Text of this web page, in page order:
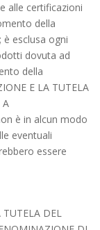
alle certificazioni
della
esclusa ogni
dovuta ad
della
E LA TUTELA
A
è in alcun modo
eventuali
essere
TUTELA DEL